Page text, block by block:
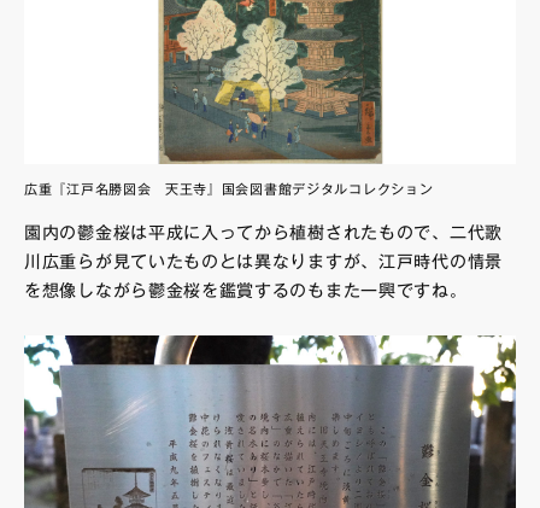
広重『江戸名勝図会 天王寺』国会図書館デジタルコレクション
園内の鬱金桜は平成に入ってから植樹されたもので、二代歌
川広重らが見ていたものとは異なりますが、江戸時代の情景
を想像しながら鬱金桜を鑑賞するのもまた一興ですね。